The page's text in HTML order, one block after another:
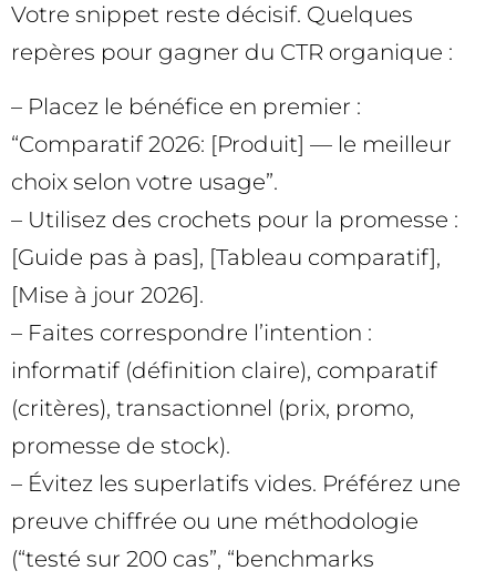
Votre snippet reste décisif. Quelques
repères pour gagner du CTR organique :
– Placez le bénéfice en premier :
“Comparatif 2026: [Produit] — le meilleur
choix selon votre usage”.
– Utilisez des crochets pour la promesse :
[Guide pas à pas], [Tableau comparatif],
[Mise à jour 2026].
– Faites correspondre l’intention :
informatif (définition claire), comparatif
(critères), transactionnel (prix, promo,
promesse de stock).
– Évitez les superlatifs vides. Préférez une
preuve chiffrée ou une méthodologie
(“testé sur 200 cas”, “benchmarks